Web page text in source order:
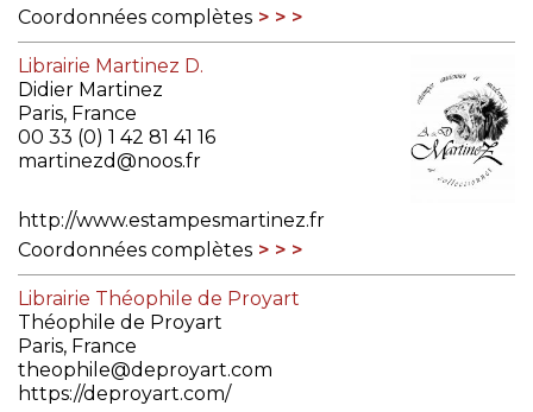
Coordonnées complètes
Librairie Martinez D.
Didier Martinez
Paris, France
00 33 (0) 1 42 81 41 16
martinezd@noos.fr
http://www.estampesmartinez.fr
Coordonnées complètes
Librairie Théophile de Proyart
Théophile de Proyart
Paris, France
theophile@deproyart.com
https://deproyart.com/